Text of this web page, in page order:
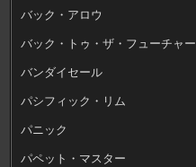
バック・アロウ
バック・トゥ・ザ・フューチャー
バンダイセール
パシフィック・リム
パニック
パペット・マスター